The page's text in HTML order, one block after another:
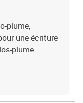
plume,
une écriture
plume